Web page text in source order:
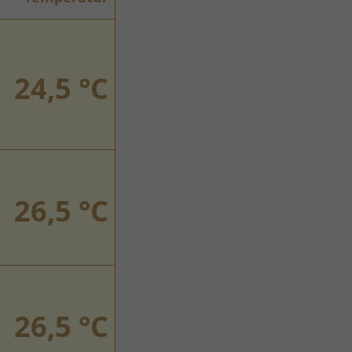
24,5 °C
26,5 °C
26,5 °C